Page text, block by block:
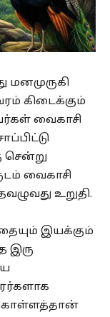
மனமுருகி
கிடைக்கும்
வைகாசி
சென்று
வைகாசி
உறுதி.
இயக்கும்
இரு